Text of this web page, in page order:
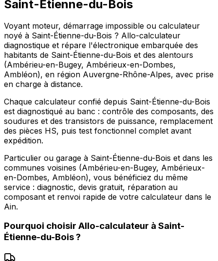
Saint-Étienne-du-Bois
Voyant moteur, démarrage impossible ou calculateur
noyé à Saint-Étienne-du-Bois ? Allo-calculateur
diagnostique et répare l'électronique embarquée des
habitants de Saint-Étienne-du-Bois et des alentours
(Ambérieu-en-Bugey, Ambérieux-en-Dombes,
Ambléon), en région Auvergne-Rhône-Alpes, avec prise
en charge à distance.
Chaque calculateur confié depuis Saint-Étienne-du-Bois
est diagnostiqué au banc : contrôle des composants, des
soudures et des transistors de puissance, remplacement
des pièces HS, puis test fonctionnel complet avant
expédition.
Particulier ou garage à Saint-Étienne-du-Bois et dans les
communes voisines (Ambérieu-en-Bugey, Ambérieux-
en-Dombes, Ambléon), vous bénéficiez du même
service : diagnostic, devis gratuit, réparation au
composant et renvoi rapide de votre calculateur dans le
Ain.
Pourquoi choisir Allo-calculateur à Saint-
Étienne-du-Bois?